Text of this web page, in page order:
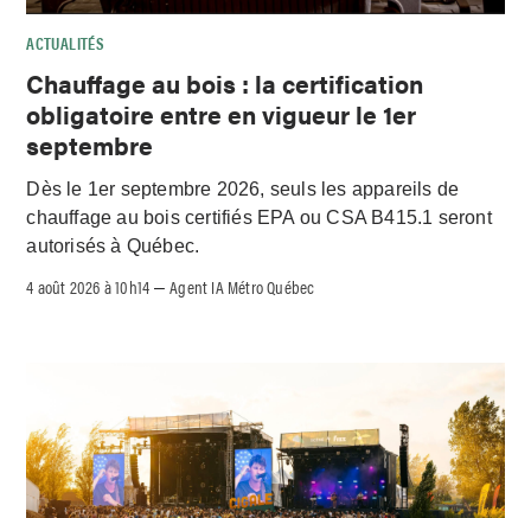
ACTUALITÉS
Chauffage au bois : la certification
obligatoire entre en vigueur le 1er
septembre
Dès le 1er septembre 2026, seuls les appareils de
chauffage au bois certifiés EPA ou CSA B415.1 seront
autorisés à Québec.
4 août 2026 à 10h14 –Agent IA Métro Québec